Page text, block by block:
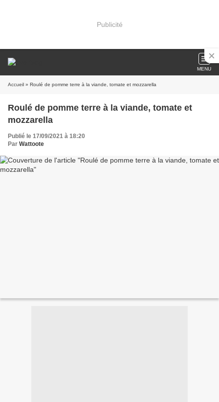
Publicité
MENU
Accueil » Roulé de pomme terre à la viande, tomate et mozzarella
Roulé de pomme terre à la viande, tomate et
mozzarella
Publié le 17/09/2021 à 18:20
Par Wattoote